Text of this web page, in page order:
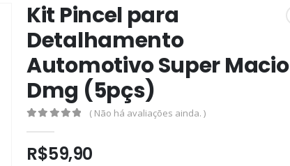
Kit Pincel para
Detalhamento
Automotivo Super Macio
Dmg (5pçs)
( Não há avaliações ainda. )
R$59,90